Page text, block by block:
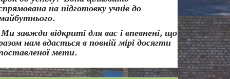
на підготовку учнів до
Ми завжди відкриті для вас і впевнені, що
нам вдасться в повній мірі досягти
мети.